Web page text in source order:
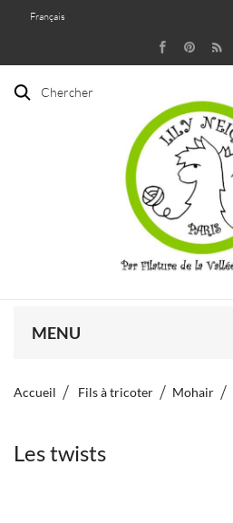
Français
Chercher
MENU
Accueil Fils à tricoter Mohair
Les twists